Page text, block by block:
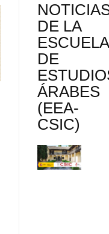
DE LA
ESCUELA
DE
ÁRABES
(EEA-
CSIC)